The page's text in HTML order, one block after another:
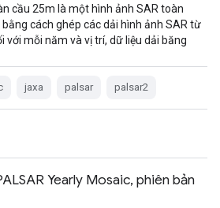
cầu 25m là một hình ảnh SAR toàn
cách ghép các dải hình ảnh SAR từ
với mỗi năm và vị trí, dữ liệu dải băng
jaxa palsar palsar2
Yearly Mosaic, phiên bản